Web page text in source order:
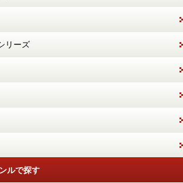
リーズ
ルで探す